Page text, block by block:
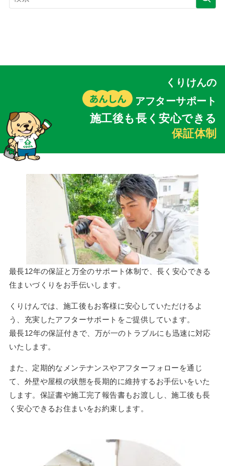
くりけんの
アフターサポート
施工後も長く安心できる
保証体制
最長12年の保証と万全のサポート体制で、長く安心できる
住まいづくりをお手伝いします。
くりけんでは、施工後もお客様に安心していただけるよ
う、充実したアフターサポートをご提供しています。
最長12年の保証付きで、万が一のトラブルにも迅速に対応
いたします。
また、定期的なメンテナンスやアフターフォローを通じ
て、外壁や屋根の状態を長期的に維持するお手伝いをいた
します。保証書や施工完了報告書もお渡しし、施工後も長
く安心できるお住まいをお約束します。